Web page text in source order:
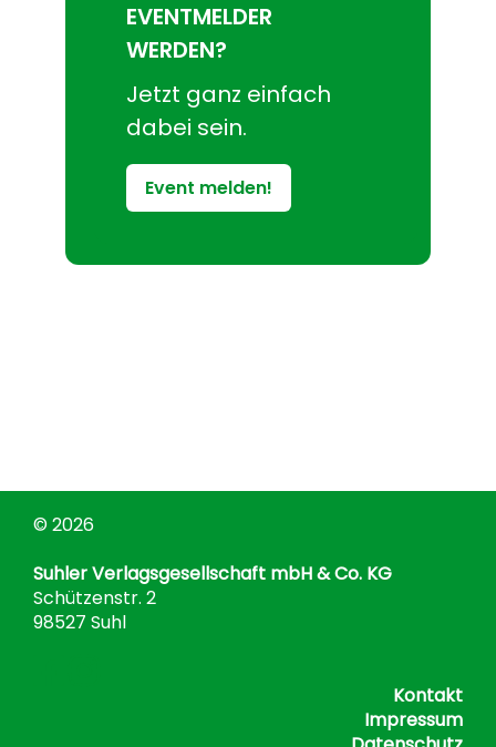
EVENTMELDER
WERDEN?
Jetzt ganz einfach
dabei sein.
Event melden!
© 2026
Suhler Verlagsgesellschaft mbH & Co. KG
Schützenstr. 2
98527 Suhl
Kontakt
Impressum